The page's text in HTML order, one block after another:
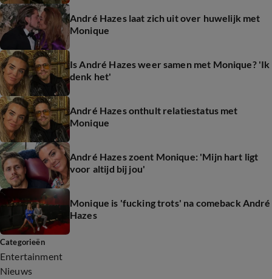
André Hazes laat zich uit over huwelijk met
Monique
Is André Hazes weer samen met Monique? 'Ik
denk het'
André Hazes onthult relatiestatus met
Monique
André Hazes zoent Monique: 'Mijn hart ligt
voor altijd bij jou'
Monique is 'fucking trots' na comeback André
Hazes
Categorieën
Entertainment
Nieuws